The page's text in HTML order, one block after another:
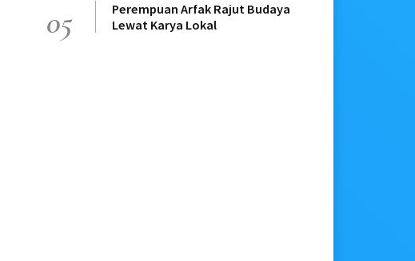
05
Perempuan Arfak Rajut Budaya
Lewat Karya Lokal